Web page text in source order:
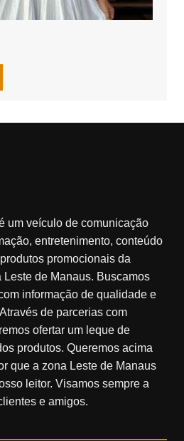
um veículo de comunicação
entretenimento, conteúdo
promocionais da
de Manaus. Buscamos
informação de qualidade e
de parcerias com
ofertar um leque de
produtos. Queremos acima
que a zona Leste de Manaus
leitor. Visamos sempre a
e amigos.